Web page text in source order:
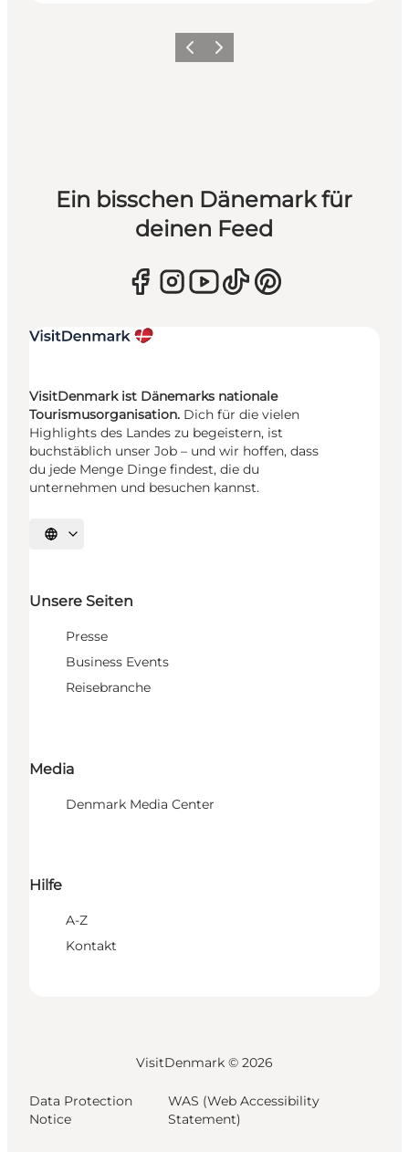
ZurückWeiter
Ein bisschen Dänemark für
deinen Feed
VisitDenmark ist Dänemarks nationale
Tourismusorganisation. Dich für die vielen
Highlights des Landes zu begeistern, ist
buchstäblich unser Job – und wir hoffen, dass
du jede Menge Dinge findest, die du
unternehmen und besuchen kannst.
Sprache auswählen
Unsere Seiten
Presse
Business Events
Reisebranche
Media
Denmark Media Center
Hilfe
A-Z
Kontakt
VisitDenmark © 2026
Data Protection
Notice
WAS (Web Accessibility
Statement)